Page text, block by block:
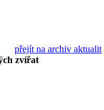
přejít na archiv aktualit
zvířat